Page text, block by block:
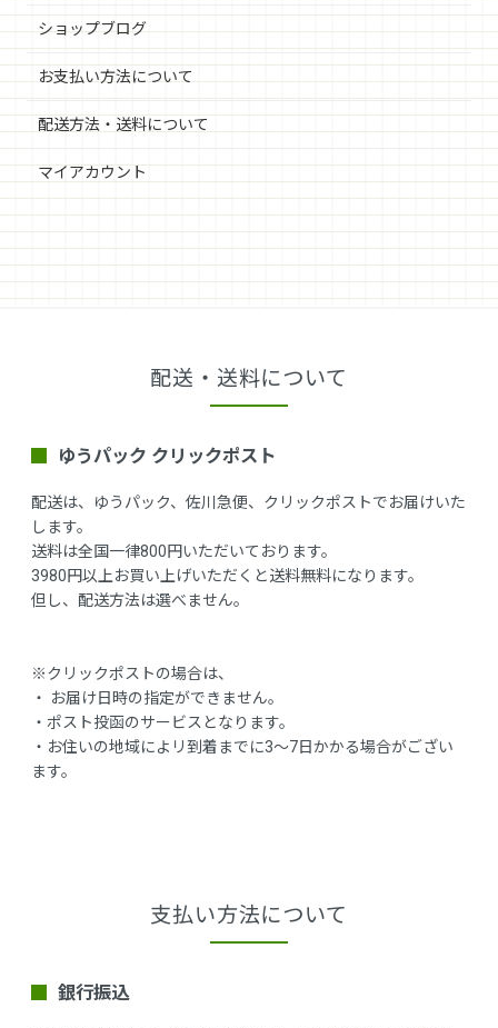
ショップブログ
お支払い方法について
配送方法・送料について
マイアカウント
配送・送料について
ゆうパック クリックポスト
配送は、ゆうパック、佐川急便、クリックポストでお届けいた
します。
送料は全国一律800円いただいております。
3980円以上お買い上げいただくと送料無料になります。
但し、配送方法は選べません。
※クリックポストの場合は、
・ お届け日時の指定ができません。
・ポスト投函のサービスとなります。
・お住いの地域によリ到着までに3～7日かかる場合がござい
ます。
支払い方法について
銀行振込